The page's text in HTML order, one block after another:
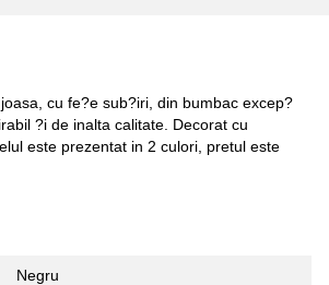
cu fe?e sub?iri, din bumbac excep?
?i de inalta calitate. Decorat cu
este prezentat in 2 culori, pretul este
Negru